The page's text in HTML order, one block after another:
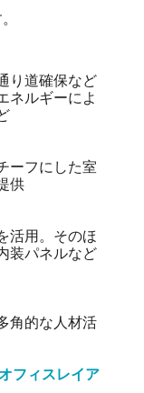
り道確保など
ネルギーによ
ーフにした室
供
活用。そのほ
装パネルなど
角的な人材活
フィスレイア